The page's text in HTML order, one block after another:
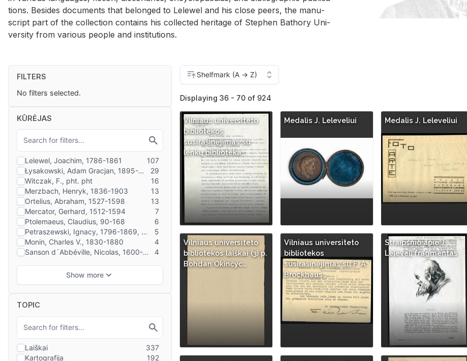
tions. Be­sides doc­u­ments that be­longed to Lelewel and his close peers, the man­u­
script part of the col­lec­tion con­tains his col­lected her­itage of Stephen Bathory Uni­
ver­sity from var­i­ous peo­ple and in­sti­tu­tions.
FILTERS
No filters selected.
KŪRĖJAS
TOPIC
Displaying 36 - 70 of 924
Vilniaus universiteto
bibliotekos
susirašinėjimas su
lenkų biblioteka…
Medalis J. Leleveliui Medalis J. Leleveliui
Vilniaus universiteto
bibliotekos laiškai (3) p.
Bohdan Okinčyc…
Vilniaus universiteto
bibliotekos
susirašinėjimas su F. A.
Brockhaus…
Straipsnio apie J.
Lelevelį fragmentas